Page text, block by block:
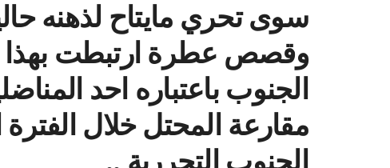
سوى تحري مايتاح لذهنه
وقصص عطرة ارتبطت بهذا
الجنوب باعتباره احد
مقارعة المحتل خلال